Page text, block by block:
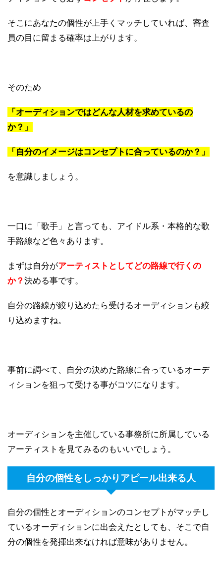
そこにあなたの個性が上手くマッチしていれば、審査
員の目に留まる確率は上がります。
そのため
「オーディションではどんな人材を求めているの
か？」
「自分のイメージはコンセプトに合っているのか？」
を意識しましょう。
一口に「歌手」と言っても、アイドル系・本格的な歌
手路線など色々あります。
まずは自分がアーティストとしてどの路線で行くの
か？ 決める事です。
自分の路線が絞り込めたら受けるオーディションも絞
り込めますね。
事前に調べて、自分の決めた路線に合っているオーデ
ィションを狙って受ける事がコツになります。
オーディションを主催している事務所に所属している
アーティストを見てみるのもいいでしょう。
自分の個性をしっかりアピール出来る人
自分の個性とオーディションのコンセプトがマッチし
ているオーディションに出会えたとしても、そこで自
分の個性を発揮出来なければ意味がありません。